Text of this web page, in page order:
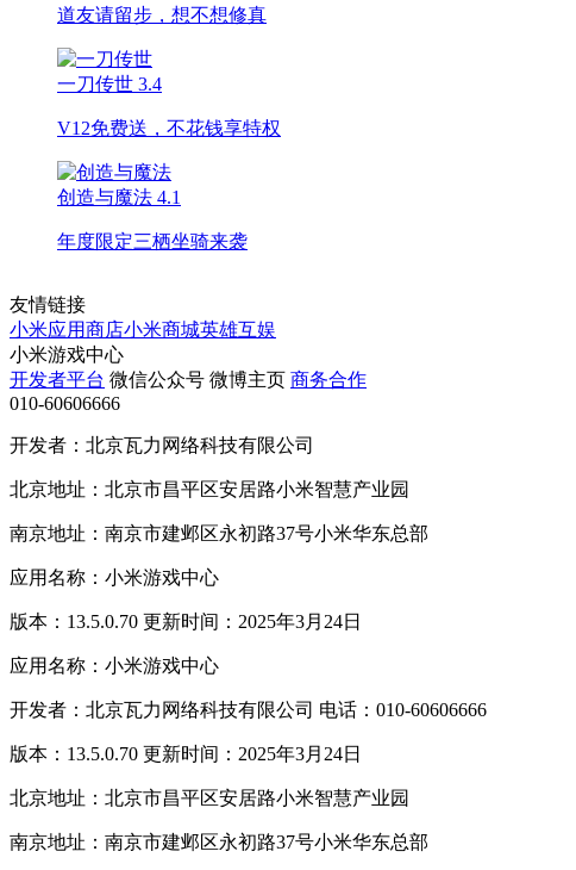
道友请留步，想不想修真
一刀传世 3.4
V12免费送，不花钱享特权
创造与魔法 4.1
年度限定三栖坐骑来袭
友情链接
小米应用商店小米商城英雄互娱
小米游戏中心
开发者平台 微信公众号 微博主页 商务合作
010-60606666
开发者：北京瓦力网络科技有限公司
北京地址：北京市昌平区安居路小米智慧产业园
南京地址：南京市建邺区永初路37号小米华东总部
应用名称：小米游戏中心
版本：13.5.0.70 更新时间：2025年3月24日
应用名称：小米游戏中心
开发者：北京瓦力网络科技有限公司 电话：010-60606666
版本：13.5.0.70 更新时间：2025年3月24日
北京地址：北京市昌平区安居路小米智慧产业园
南京地址：南京市建邺区永初路37号小米华东总部